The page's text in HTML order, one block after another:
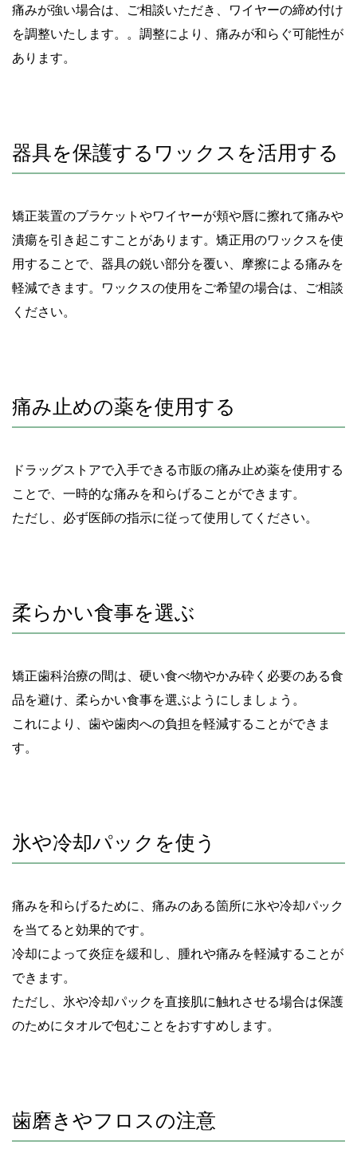
痛みが強い場合は、ご相談いただき、ワイヤーの締め付け
を調整いたします。。調整により、痛みが和らぐ可能性が
あります。
器具を保護するワックスを活用する
矯正装置のブラケットやワイヤーが頬や唇に擦れて痛みや
潰瘍を引き起こすことがあります。矯正用のワックスを使
用することで、器具の鋭い部分を覆い、摩擦による痛みを
軽減できます。ワックスの使用をご希望の場合は、ご相談
ください。
痛み止めの薬を使用する
ドラッグストアで入手できる市販の痛み止め薬を使用する
ことで、一時的な痛みを和らげることができます。
ただし、必ず医師の指示に従って使用してください。
柔らかい食事を選ぶ
矯正歯科治療の間は、硬い食べ物やかみ砕く必要のある食
品を避け、柔らかい食事を選ぶようにしましょう。
これにより、歯や歯肉への負担を軽減することができま
す。
氷や冷却パックを使う
痛みを和らげるために、痛みのある箇所に氷や冷却パック
を当てると効果的です。
冷却によって炎症を緩和し、腫れや痛みを軽減することが
できます。
ただし、氷や冷却パックを直接肌に触れさせる場合は保護
のためにタオルで包むことをおすすめします。
歯磨きやフロスの注意